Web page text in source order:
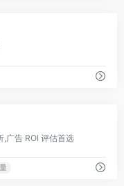
广告 ROI 评估首选